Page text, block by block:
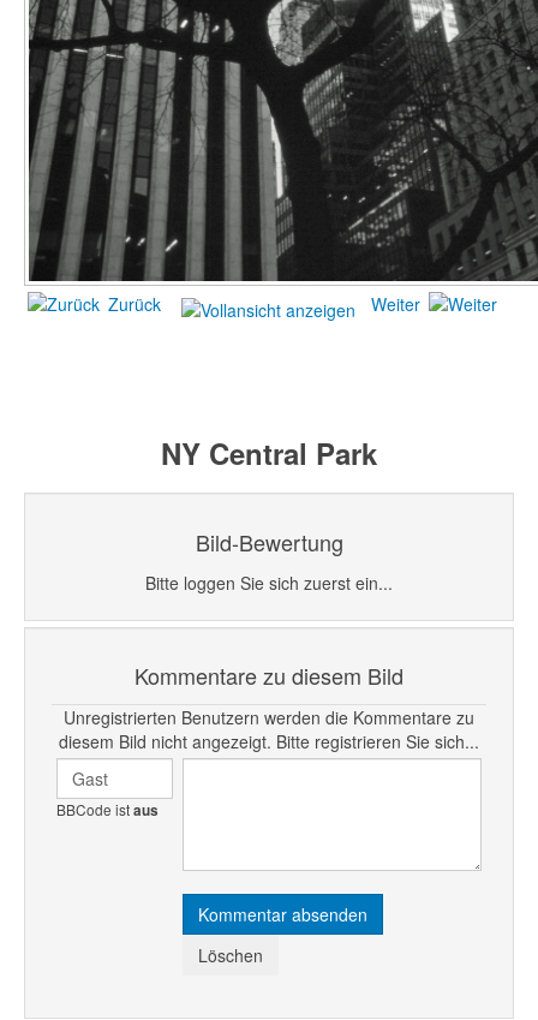
Zurück Weiter
NY Central Park
Bild-Bewertung
Bitte loggen Sie sich zuerst ein...
Kommentare zu diesem Bild
Unregistrierten Benutzern werden die Kommentare zu
diesem Bild nicht angezeigt. Bitte registrieren Sie sich...
BBCode istaus